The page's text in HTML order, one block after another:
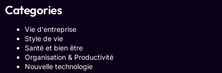
Categories
Vie d'entreprise
Style de vie
Santé et bien être
Organisation & Productivité
Nouvelle technologie